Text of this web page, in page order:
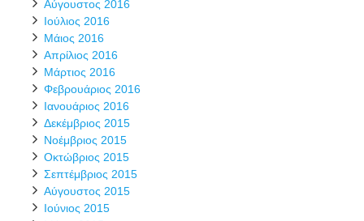
Αύγουστος 2016
Ιούλιος 2016
Μάιος 2016
Απρίλιος 2016
Μάρτιος 2016
Φεβρουάριος 2016
Ιανουάριος 2016
Δεκέμβριος 2015
Νοέμβριος 2015
Οκτώβριος 2015
Σεπτέμβριος 2015
Αύγουστος 2015
Ιούνιος 2015